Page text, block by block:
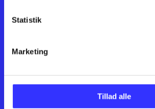
Statistik
Marketing
Tillad alle
Artikler